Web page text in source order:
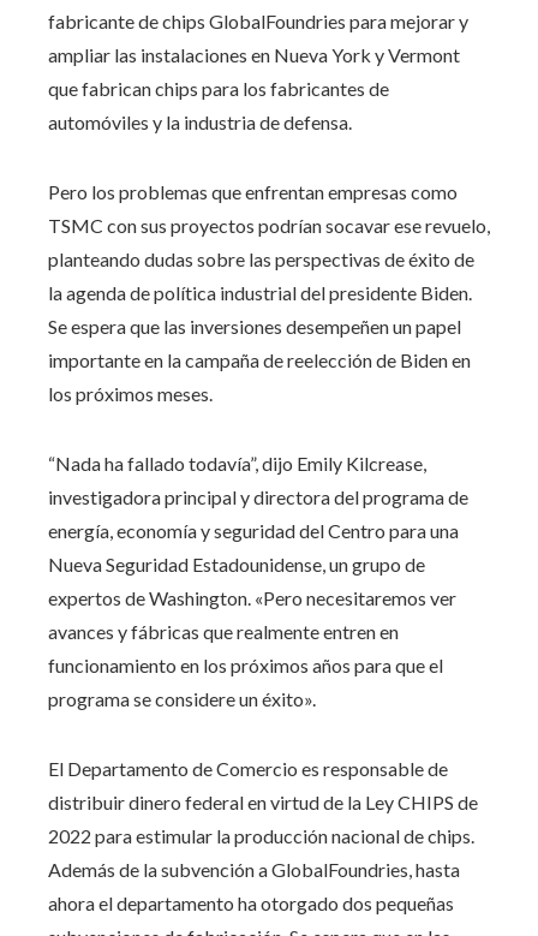
fabricante de chips GlobalFoundries para mejorar y
ampliar las instalaciones en Nueva York y Vermont
que fabrican chips para los fabricantes de
automóviles y la industria de defensa.
Pero los problemas que enfrentan empresas como
TSMC con sus proyectos podrían socavar ese revuelo,
planteando dudas sobre las perspectivas de éxito de
la agenda de política industrial del presidente Biden.
Se espera que las inversiones desempeñen un papel
importante en la campaña de reelección de Biden en
los próximos meses.
“Nada ha fallado todavía”, dijo Emily Kilcrease,
investigadora principal y directora del programa de
energía, economía y seguridad del Centro para una
Nueva Seguridad Estadounidense, un grupo de
expertos de Washington. «Pero necesitaremos ver
avances y fábricas que realmente entren en
funcionamiento en los próximos años para que el
programa se considere un éxito».
El Departamento de Comercio es responsable de
distribuir dinero federal en virtud de la Ley CHIPS de
2022 para estimular la producción nacional de chips.
Además de la subvención a GlobalFoundries, hasta
ahora el departamento ha otorgado dos pequeñas